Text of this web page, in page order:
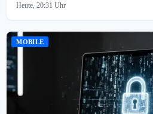
Heute, 20:31 Uhr
MOBILE